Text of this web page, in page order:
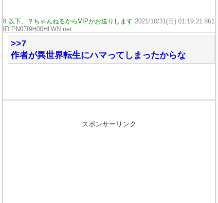
8: 以下、？ちゃんねるからVIPがお送りします 2021/10/31(日) 01:19:21.861
ID:PN07f9H00HLWN.net
>>7
作者が異世界転生にハマってしまったからな
スポンサーリンク